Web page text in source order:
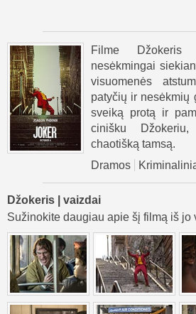
Filme
nesėkmingai
visuomenės
patyčių ir nesėkmių
sveiką protą ir
cinišku
chaotišką tamsą.
Dramos
Džokeris | vaizdai
Sužinokite daugiau apie šį filmą iš jo